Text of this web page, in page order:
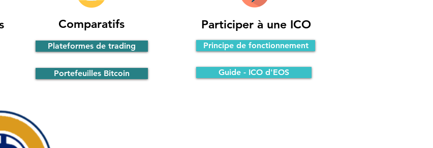
Comparatifs
Plateformes de trading
Portefeuilles Bitcoin
Participer à une ICO
Principe de fonctionnement
Guide - ICO d'EOS